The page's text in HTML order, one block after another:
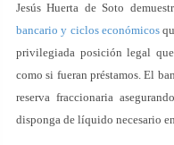
Jesús Huerta de Soto
bancario y ciclos económicos
privilegiada posición legal
como si fueran préstamos. El
reserva fraccionaria
disponga de líquido necesario